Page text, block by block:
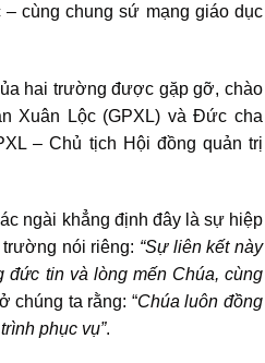
cùng chung sứ mạng giáo dục
hai trường được gặp gỡ, chào
Xuân Lộc (GPXL) và Đức cha
– Chủ tịch Hội đồng quản trị
ngài khẳng định đây là sự hiệp
nói riêng: “Sự liên kết này
đức tin và lòng mến Chúa, cùng
chúng ta rằng: “Chúa luôn đồng
phục vụ”.